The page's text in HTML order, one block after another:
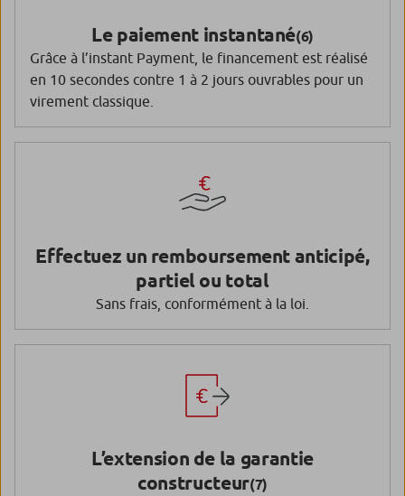
Le paiement instantané(6)
Grâce à l’instant Payment, le financement est réalisé
en 10 secondes contre 1 à 2 jours ouvrables pour un
virement classique.
Effectuez un remboursement anticipé,
partiel ou total
Sans frais, conformément à la loi.
L’extension de la garantie
constructeur(7)